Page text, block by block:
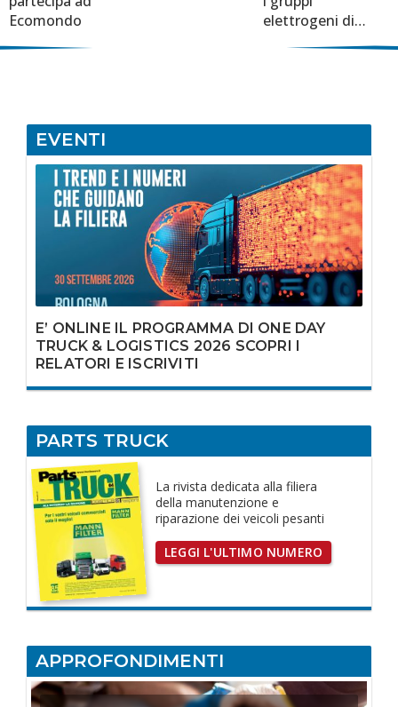
Ecomondo
elettrogeni di
EVENTI
E’ ONLINE IL PROGRAMMA DI ONE DAY
TRUCK & LOGISTICS 2026 SCOPRI I
RELATORI E ISCRIVITI
PARTS TRUCK
La rivista dedicata alla filiera
della manutenzione e
riparazione dei veicoli pesanti
LEGGI L'ULTIMO NUMERO
APPROFONDIMENTI